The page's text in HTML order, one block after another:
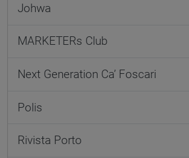
Johwa
MARKETERs Club
Next Generation Ca’ Foscari
Polis
Rivista Porto